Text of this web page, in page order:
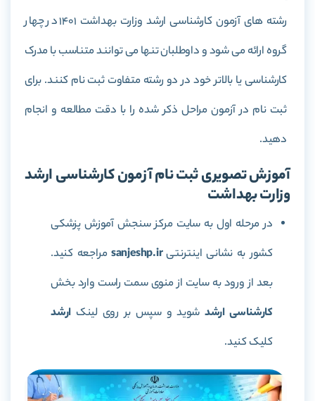
رشته های آزمون کارشناسی ارشد وزارت بهداشت 1401 در چهار
گروه ارائه می شود و داوطلبان تنها می توانند متناسب با مدرک
کارشناسی یا بالاتر خود در دو رشته متفاوت ثبت نام کنند. برای
ثبت نام در آزمون مراحل ذکر شده را با دقت مطالعه و انجام
دهید.
آموزش تصویری ثبت نام آزمون کارشناسی ارشد
وزارت بهداشت
در مرحله اول به سایت مرکز سنجش آموزش پزشکی
کشور به نشانی اینترنتیsanjeshp.ir مراجعه کنید.
بعد از ورود به سایت از منوی سمت راست وارد بخش
کارشناسی ارشد شوید و سپس بر روی لینک ارشد
کلیک کنید.